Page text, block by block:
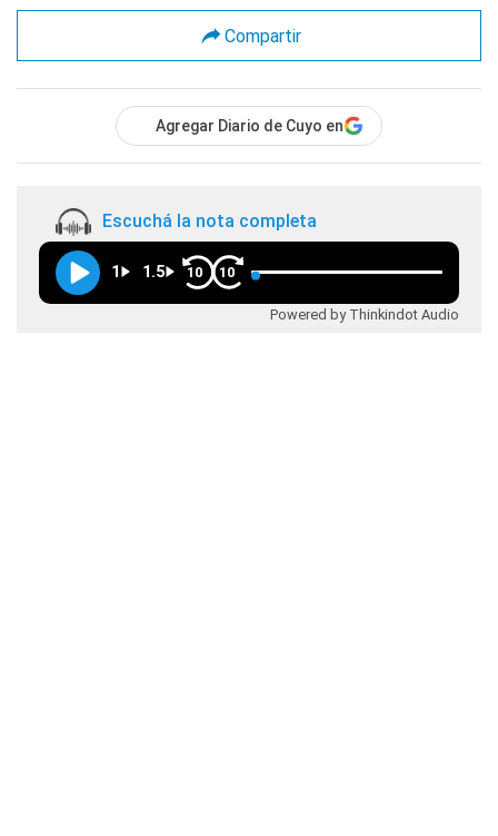
Compartir
Agregar Diario de Cuyo en
Escuchá la nota completa
1 1.5 10 10
Powered by Thinkindot Audio